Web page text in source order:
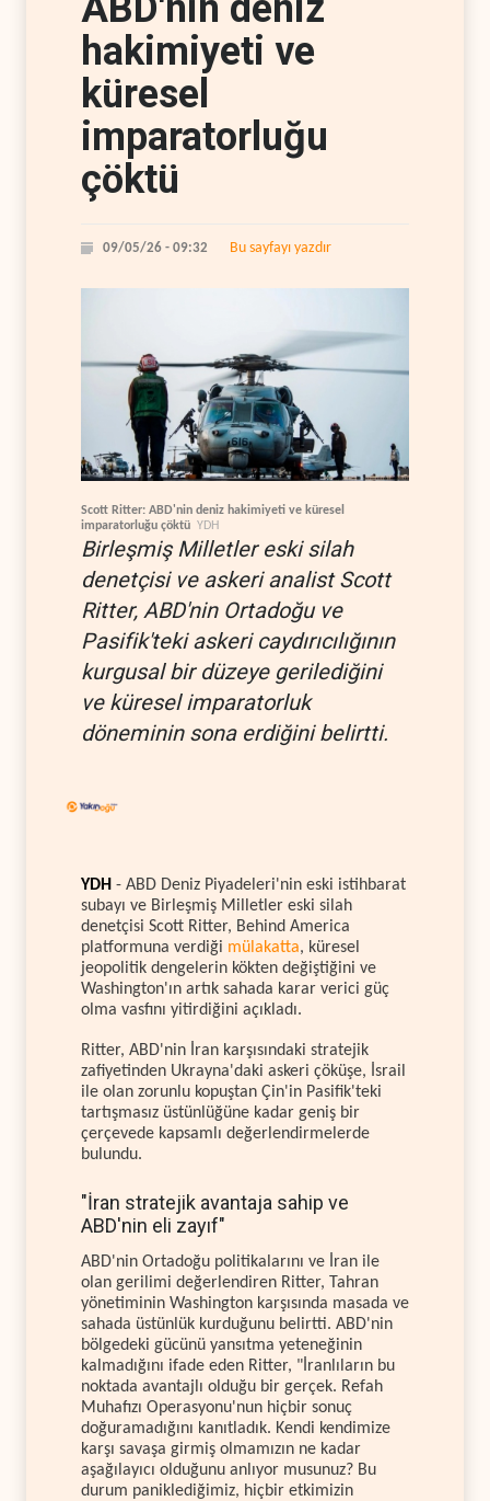
hakimiyeti ve
küresel
imparatorluğu
çöktü
09/05/26 - 09:32 Bu sayfayı yazdır
Scott Ritter: ABD'nin deniz hakimiyeti ve küresel
imparatorluğu çöktü YDH
Birleşmiş Milletler eski silah
denetçisi ve askeri analist Scott
Ritter, ABD'nin Ortadoğu ve
Pasifik'teki askeri caydırıcılığının
kurgusal bir düzeye gerilediğini
ve küresel imparatorluk
döneminin sona erdiğini belirtti.
YDH - ABD Deniz Piyadeleri'nin eski istihbarat
subayı ve Birleşmiş Milletler eski silah
denetçisi Scott Ritter, Behind America
platformuna verdiği mülakatta, küresel
jeopolitik dengelerin kökten değiştiğini ve
Washington'ın artık sahada karar verici güç
olma vasfını yitirdiğini açıkladı.
Ritter, ABD'nin İran karşısındaki stratejik
zafiyetinden Ukrayna'daki askeri çöküşe, İsrail
ile olan zorunlu kopuştan Çin'in Pasifik'teki
tartışmasız üstünlüğüne kadar geniş bir
çerçevede kapsamlı değerlendirmelerde
bulundu.
"İran stratejik avantaja sahip ve
ABD'nin eli zayıf"
ABD'nin Ortadoğu politikalarını ve İran ile
olan gerilimi değerlendiren Ritter, Tahran
yönetiminin Washington karşısında masada ve
sahada üstünlük kurduğunu belirtti. ABD'nin
bölgedeki gücünü yansıtma yeteneğinin
kalmadığını ifade eden Ritter, "İranlıların bu
noktada avantajlı olduğu bir gerçek. Refah
Muhafızı Operasyonu'nun hiçbir sonuç
doğuramadığını kanıtladık. Kendi kendimize
karşı savaşa girmiş olmamızın ne kadar
aşağılayıcı olduğunu anlıyor musunuz? Bu
durum paniklediğimiz, hiçbir etkimizin